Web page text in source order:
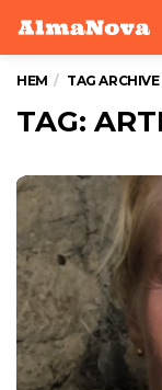
HEM TAG ARCHIVE
TAG: